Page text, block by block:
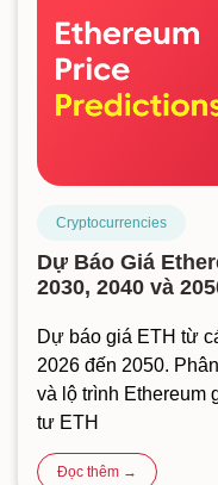
Cryptocurrencies
Dự Báo Giá
2030, 2040 và
Dự báo giá ETH từ
2026 đến 2050.
và lộ trình Ethereum
tư ETH
Đọc thêm →